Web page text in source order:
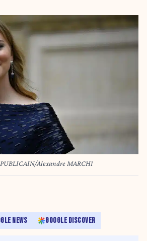
Alexandre MARCHI
NEWS GOOGLE DISCOVER